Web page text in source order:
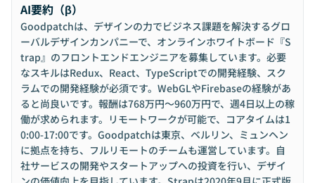
AI要約（β）
Goodpatchは、デザインの力でビジネス課題を解決するグロ
ーバルデザインカンパニーで、オンラインホワイトボード『S
trap』のフロントエンドエンジニアを募集しています。必要
なスキルはRedux、React、TypeScriptでの開発経験、スク
ラムでの開発経験が必須です。WebGLやFirebaseの経験があ
ると尚良いです。報酬は768万円〜960万円で、週4日以上の稼
働が求められます。リモートワークが可能で、コアタイムは1
0:00-17:00です。Goodpatchは東京、ベルリン、ミュンヘン
に拠点を持ち、フルリモートのチームも運営しています。自
社サービスの開発やスタートアップへの投資を行い、デザイ